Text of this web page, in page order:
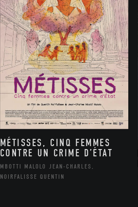
MÉTISSES, CINQ FEMMES
CONTRE UN CRIME D’ÉTAT
MBOTTI MALOLO JEAN-CHARLES,
NOIRFALISSE QUENTIN